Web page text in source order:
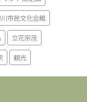
市民文化会館
立花宗茂
観光